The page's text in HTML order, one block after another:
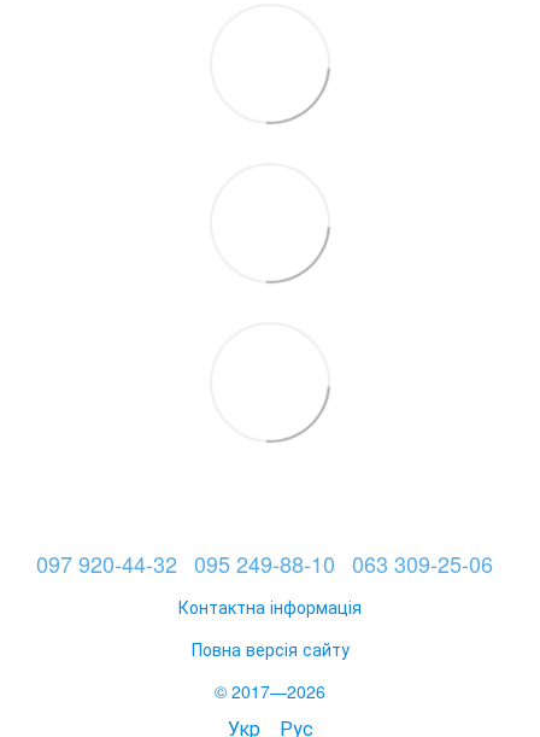
097 920-44-32 095 249-88-10 063 309-25-06
Контактна інформація
Повна версія сайту
© 2017—2026
Укр Рус